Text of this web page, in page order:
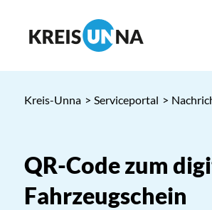
Kreis-Unna > Serviceportal >
QR-Code zum
Fahrzeugschein